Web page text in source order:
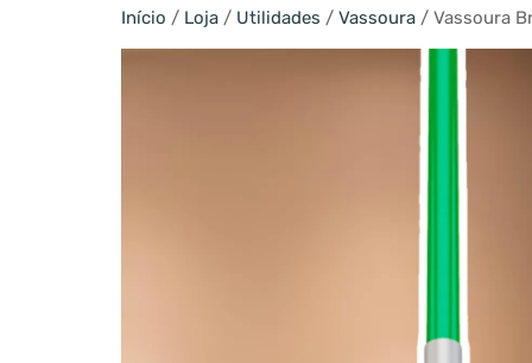
Início / Loja / Utilidades / Vassoura / Vassoura